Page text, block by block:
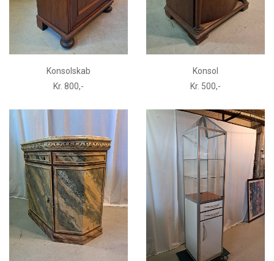
Konsolskab
Kr. 800,-
Konsol
Kr. 500,-